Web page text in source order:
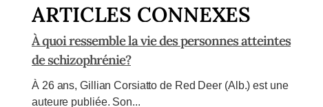
ARTICLES CONNEXES
À quoi ressemble la vie des personnes atteintes
de schizophrénie?
À 26 ans, Gillian Corsiatto de Red Deer (Alb.) est une
auteure publiée. Son...